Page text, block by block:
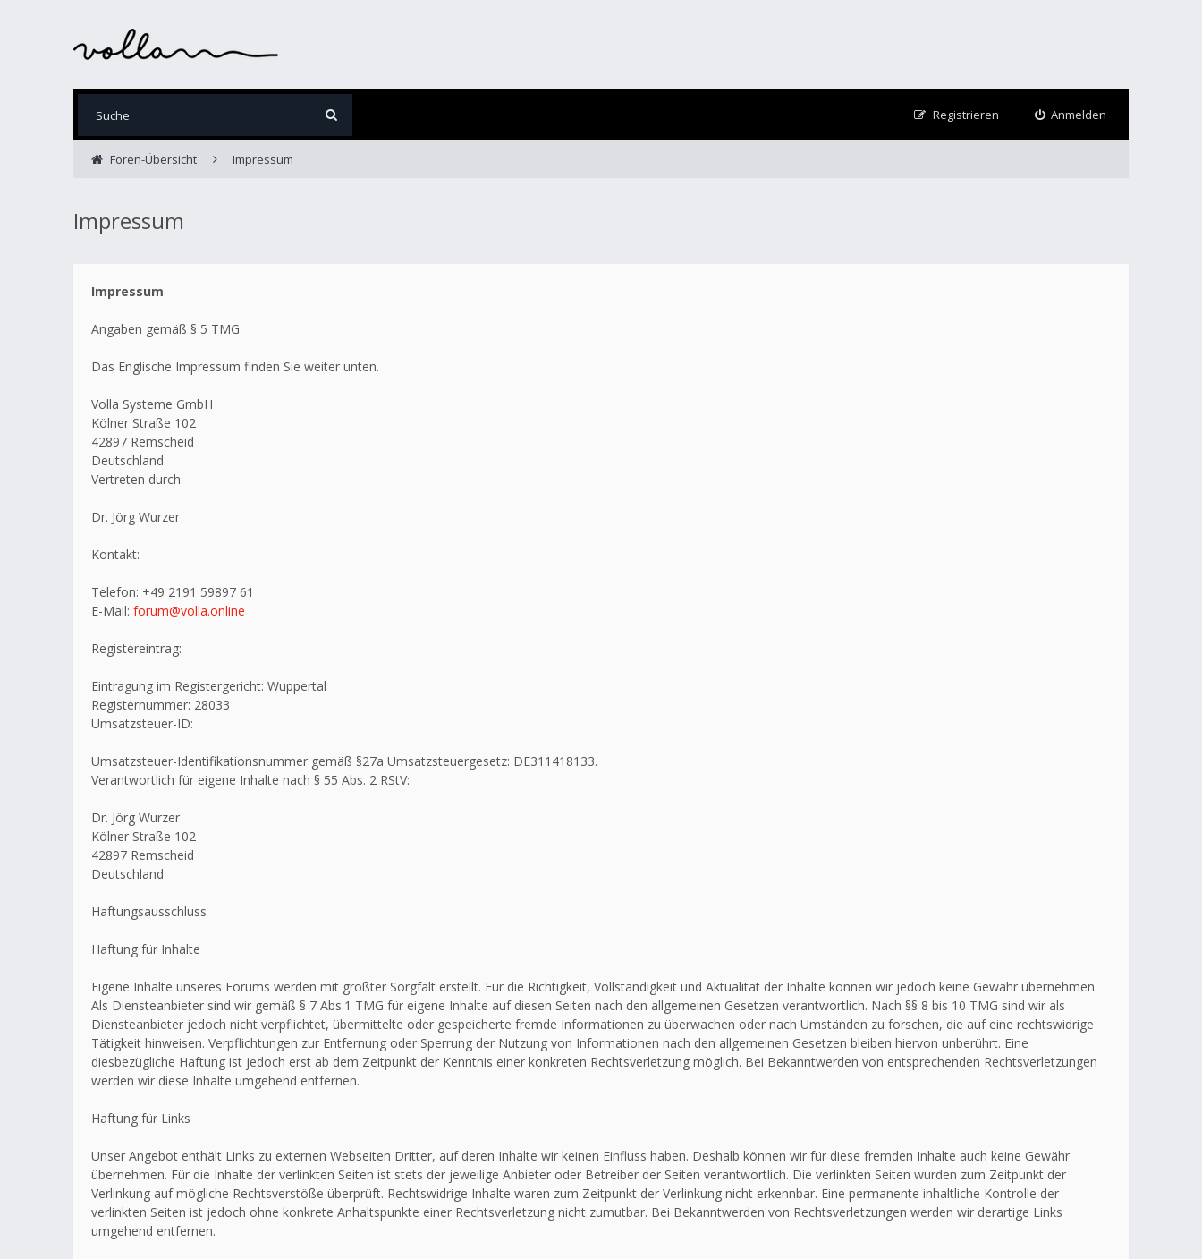
Anmelden
Registrieren
Foren-Übersicht Impressum
Impressum
Impressum
Angaben gemäß § 5 TMG
Das Englische Impressum finden Sie weiter unten.
Volla Systeme GmbH
Kölner Straße 102
42897 Remscheid
Deutschland
Vertreten durch:
Dr. Jörg Wurzer
Kontakt:
Telefon: +49 2191 59897 61
E-Mail: forum@volla.online
Registereintrag:
Eintragung im Registergericht: Wuppertal
Registernummer: 28033
Umsatzsteuer-ID:
Umsatzsteuer-Identifikationsnummer gemäß §27a Umsatzsteuergesetz: DE311418133.
Verantwortlich für eigene Inhalte nach § 55 Abs. 2 RStV:
Dr. Jörg Wurzer
Kölner Straße 102
42897 Remscheid
Deutschland
Haftungsausschluss
Haftung für Inhalte
Eigene Inhalte unseres Forums werden mit größter Sorgfalt erstellt. Für die Richtigkeit, Vollständigkeit und Aktualität der Inhalte können wir jedoch keine Gewähr übernehmen.
Als Diensteanbieter sind wir gemäß § 7 Abs.1 TMG für eigene Inhalte auf diesen Seiten nach den allgemeinen Gesetzen verantwortlich. Nach §§ 8 bis 10 TMG sind wir als
Diensteanbieter jedoch nicht verpflichtet, übermittelte oder gespeicherte fremde Informationen zu überwachen oder nach Umständen zu forschen, die auf eine rechtswidrige
Tätigkeit hinweisen. Verpflichtungen zur Entfernung oder Sperrung der Nutzung von Informationen nach den allgemeinen Gesetzen bleiben hiervon unberührt. Eine
diesbezügliche Haftung ist jedoch erst ab dem Zeitpunkt der Kenntnis einer konkreten Rechtsverletzung möglich. Bei Bekanntwerden von entsprechenden Rechtsverletzungen
werden wir diese Inhalte umgehend entfernen.
Haftung für Links
Unser Angebot enthält Links zu externen Webseiten Dritter, auf deren Inhalte wir keinen Einfluss haben. Deshalb können wir für diese fremden Inhalte auch keine Gewähr
übernehmen. Für die Inhalte der verlinkten Seiten ist stets der jeweilige Anbieter oder Betreiber der Seiten verantwortlich. Die verlinkten Seiten wurden zum Zeitpunkt der
Verlinkung auf mögliche Rechtsverstöße überprüft. Rechtswidrige Inhalte waren zum Zeitpunkt der Verlinkung nicht erkennbar. Eine permanente inhaltliche Kontrolle der
verlinkten Seiten ist jedoch ohne konkrete Anhaltspunkte einer Rechtsverletzung nicht zumutbar. Bei Bekanntwerden von Rechtsverletzungen werden wir derartige Links
umgehend entfernen.